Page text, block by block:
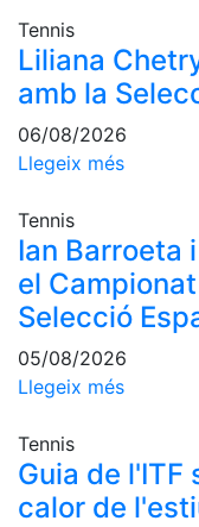
tennis
Next Gen
equips
Llegendes
Jugadors
professionals
Competicions
Campionat
Social de
Tennis
Quadres
Quadre
d'Honor
Històric
Tennis
Liliana
amb la
06/08/2026
Llegeix més
Tennis
Ian Barroeta
el Campionat
Selecció
05/08/2026
Llegeix més
Tennis
Guia de l'ITF
calor de